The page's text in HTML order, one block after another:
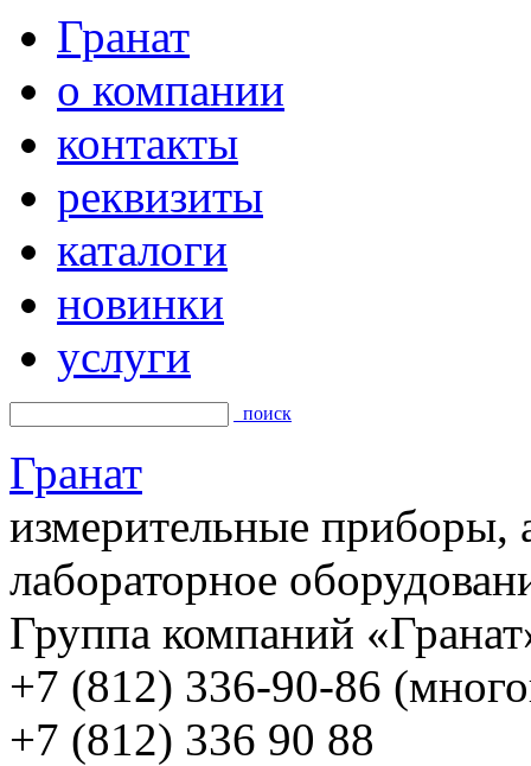
Гранат
о компании
контакты
реквизиты
каталоги
новинки
услуги
поиск
Гранат
измерительные приборы,
лабораторное
Группа компаний
+7 (812) 336-90-86
+7 (812) 336 90 88